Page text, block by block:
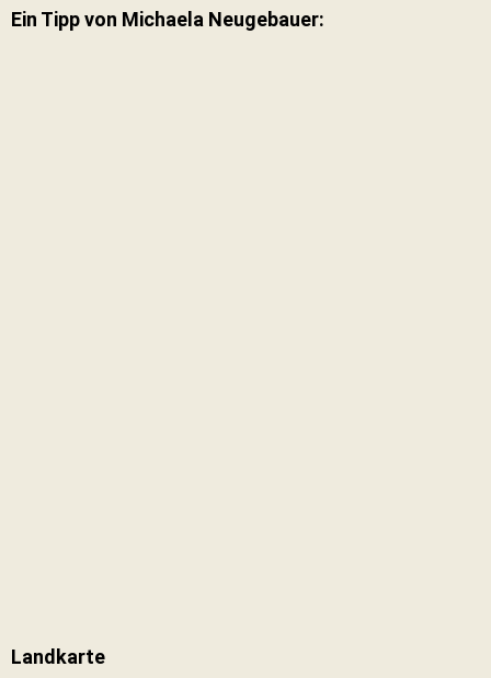
Ein Tipp von Michaela Neugebauer:
Landkarte